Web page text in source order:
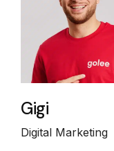
Gigi
Digital Marketing